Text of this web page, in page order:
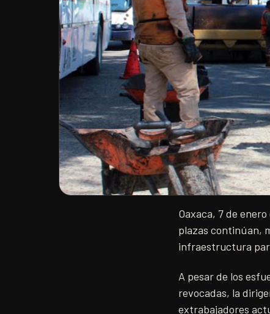
Oaxaca, 7 de
plazas continúan,
infraestructura
A pesar de los
revocadas, la
extrabajadores